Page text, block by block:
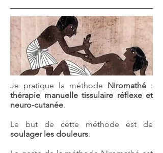
Je pratique la méthode Niromathé :
thérapie manuelle tissulaire réflexe et
neuro-cutanée.
Le but de cette méthode est de
soulager les douleurs.